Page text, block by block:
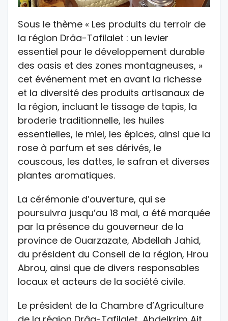
Sous le thème « Les produits du terroir de
la région Drâa-Tafilalet : un levier
essentiel pour le développement durable
des oasis et des zones montagneuses, »
cet événement met en avant la richesse
et la diversité des produits artisanaux de
la région, incluant le tissage de tapis, la
broderie traditionnelle, les huiles
essentielles, le miel, les épices, ainsi que la
rose à parfum et ses dérivés, le
couscous, les dattes, le safran et diverses
plantes aromatiques.
La cérémonie d’ouverture, qui se
poursuivra jusqu’au 18 mai, a été marquée
par la présence du gouverneur de la
province de Ouarzazate, Abdellah Jahid,
du président du Conseil de la région, Hrou
Abrou, ainsi que de divers responsables
locaux et acteurs de la société civile.
Le président de la Chambre d’Agriculture